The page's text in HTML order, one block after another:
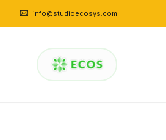
info@studioecosys.com